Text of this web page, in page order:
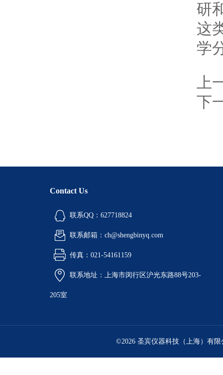
研
这
学
上
下
Contact Us
联系QQ：627718824
联系邮箱：ch@shengbinyq.com
传真：021-54161159
联系地址：上海市闵行区沪光东路88号203-
205室
©2026 圣宾仪器科技（上海）有